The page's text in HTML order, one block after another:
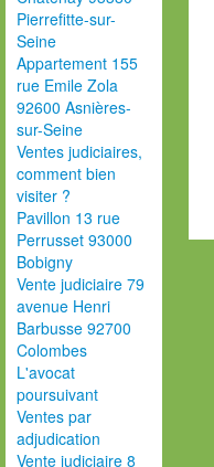
Pierrefitte-sur-
Seine
Appartement 155
rue Emile Zola
92600 Asnières-
sur-Seine
Ventes judiciaires,
comment bien
visiter ?
Pavillon 13 rue
Perrusset 93000
Bobigny
Vente judiciaire 79
avenue Henri
Barbusse 92700
Colombes
L'avocat
poursuivant
Ventes par
adjudication
Vente judiciaire 8